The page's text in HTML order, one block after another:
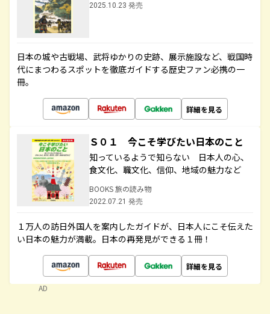
2025.10.23 発売
日本の城や古戦場、武将ゆかりの史跡、展示施設など、戦国時
代にまつわるスポットを徹底ガイドする歴史ファン必携の一
冊。
詳細を見る
Ｓ０１ 今こそ学びたい日本のこと
知っているようで知らない 日本人の心、
食文化、職文化、信仰、地域の魅力など
BOOKS 旅の読み物
2022.07.21 発売
１万人の訪日外国人を案内したガイドが、日本人にこそ伝えた
い日本の魅力が満載。日本の再発見ができる１冊！
詳細を見る
AD